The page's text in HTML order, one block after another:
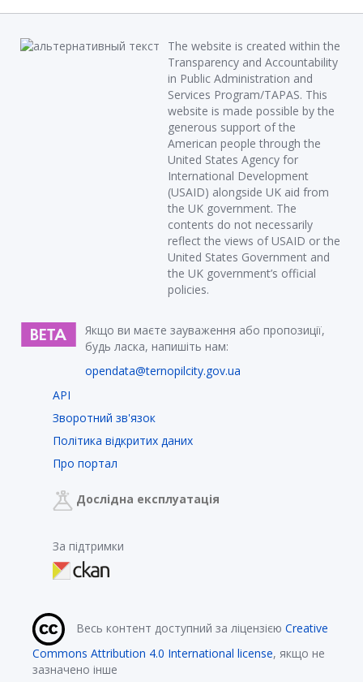
The website is created within the
Transparency and Accountability
in Public Administration and
Services Program/TAPAS. This
website is made possible by the
generous support of the
American people through the
United States Agency for
International Development
(USAID) alongside UK aid from
the UK government. The
contents do not necessarily
reflect the views of USAID or the
United States Government and
the UK government’s official
policies.
Якщо ви маєте зауваження або пропозиції,
будь ласка, напишіть нам:
opendata@ternopilcity.gov.ua
API
Зворотний зв'язок
Політика відкритих даних
Про портал
Дослідна експлуатація
За підтримки
Весь контент доступний за ліцензією Creative
Commons Attribution 4.0 International license, якщо не
зазначено інше